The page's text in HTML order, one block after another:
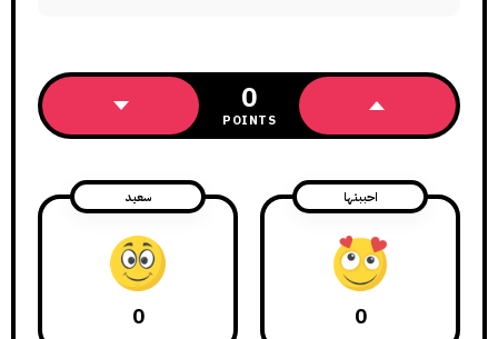
0
POINTS
احببتها
0
سعيد
0